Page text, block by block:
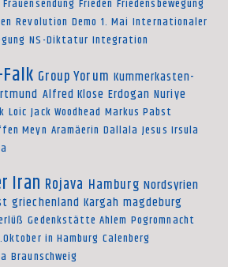
Frauensendung Frieden Friedensbewegung
Revolution Demo 1. Mai Internationaler
NS-Diktatur Integration
Group Yorum Kummerkasten-
Alfred Klose Erdogan Nuriye
Loic Jack Woodhead Markus Pabst
Meyn Aramäerin Dallala Jesus Irsula
Iran Rojava Hamburg Nordsyrien
griechenland Kargah magdeburg
Gedenkstätte Ahlem Pogromnacht
in Hamburg Calenberg
Braunschweig